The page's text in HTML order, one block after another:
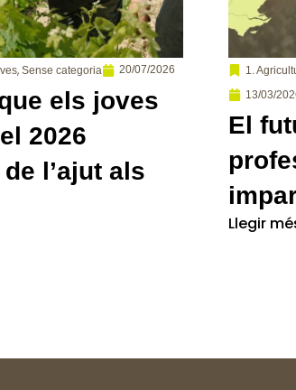
,Sense categoria 20/07/2026
els joves
2026
l’ajut als
1.
13/03/
El
Llegir